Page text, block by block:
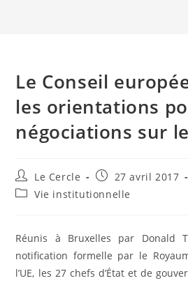
Le Conseil
les orientations
négociations sur
Auteur/autrice
de
la
Le Cercle
Publication
publiée :
27 avril 2017
PostVie institutionnelle
Réunis à Bruxelles par
notification formelle par le
l’UE, les 27 chefs d’État et de